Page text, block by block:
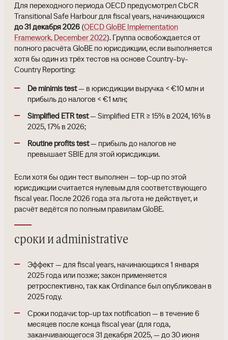
Для переходного периода OECD предусмотрел CbCR
Transitional Safe Harbour для fiscal years, начинающихся
до 31 декабря 2026 (OECD GloBE Implementation
Framework, December 2022). Группа освобождается от
полного расчёта GloBE по юрисдикции, если выполняется
хотя бы один из трёх тестов на основе Country-by-
Country Reporting:
De minimis test— в юрисдикции выручка < €10 млн и
прибыль до налогов < €1 млн;
Simplified ETR test— Simplified ETR ≥ 15% в 2024, 16% в
2025, 17% в 2026;
Routine profits test— прибыль до налогов не
превышает SBIE для этой юрисдикции.
Если хотя бы один тест выполнен — top-up по этой
юрисдикции считается нулевым для соответствующего
fiscal year. После 2026 года эта льгота не действует, и
расчёт ведётся по полным правилам GloBE.
сроки и administrative
Эффект — для fiscal years, начинающихся 1 января
2025 года или позже; закон применяется
ретроспективно, так как Ordinance был опубликован в
2025 году.
Сроки подачи: top-up tax notification — в течение 6
месяцев после конца fiscal year (для года,
заканчивающегося 31 декабря 2025, — до 30 июня